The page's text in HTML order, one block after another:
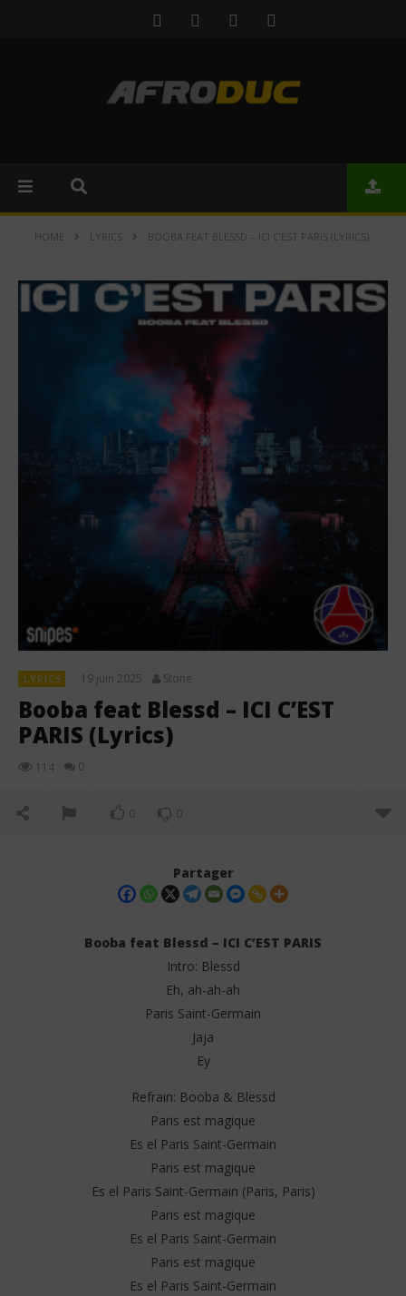
HOME LYRICS BOOBA FEAT BLESSD – ICI C’EST PARIS (LYRICS)
LYRICS 19 juin 2025 Stone
Booba feat Blessd – ICI C’EST
PARIS (Lyrics)
114 0
0 0
NOW VIEWING
Booba feat Blessd – ICI C’EST PARIS (Lyrics)
Partager
Booba feat Blessd – ICI C’EST PARIS
Intro: Blessd
Eh, ah-ah-ah
Paris Saint-Germain
Jaja
Ey
Refrain: Booba & Blessd
Paris est magique
Es el Paris Saint-Germain
Paris est magique
Es el Paris Saint-Germain (Paris, Paris)
Paris est magique
Es el Paris Saint-Germain
Paris est magique
Es el Paris Saint-Germain